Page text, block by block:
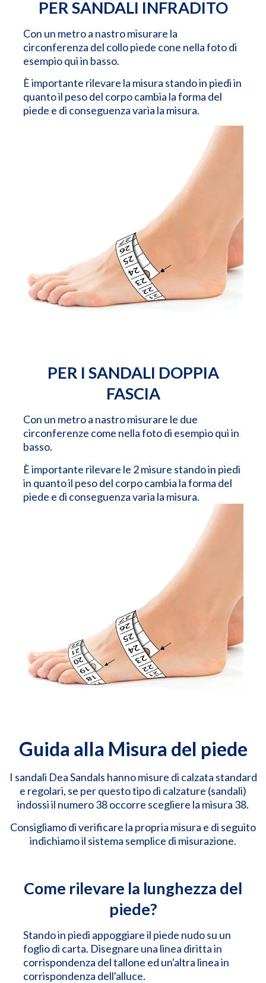
PER SANDALI INFRADITO
Con un metro a nastro misurare la
circonferenza del collo piede cone nella foto di
esempio qui in basso.
È importante rilevare la misura stando in piedi in
quanto il peso del corpo cambia la forma del
piede e di conseguenza varia la misura.
PER I SANDALI DOPPIA
FASCIA
Con un metro a nastro misurare le due
circonferenze come nella foto di esempio qui in
basso.
È importante rilevare le 2 misure stando in piedi
in quanto il peso del corpo cambia la forma del
piede e di conseguenza varia la misura.
Guida alla Misura del piede
I sandali Dea Sandals hanno misure di calzata standard
e regolari, se per questo tipo di calzature (sandali)
indossi il numero 38 occorre scegliere la misura 38.
Consigliamo di verificare la propria misura e di seguito
indichiamo il sistema semplice di misurazione.
Come rilevare la lunghezza del
piede?
Stando in piedi appoggiare il piede nudo su un
foglio di carta. Disegnare una linea diritta in
corrispondenza del tallone ed un'altra linea in
corrispondenza dell'alluce.